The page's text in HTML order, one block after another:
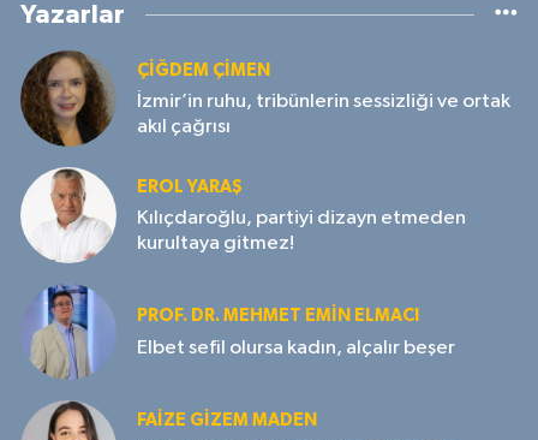
Yazarlar
ÇIĞDEM ÇIMEN
İzmir’in ruhu, tribünlerin sessizliği ve ortak
akıl çağrısı
EROL YARAŞ
Kılıçdaroğlu, partiyi dizayn etmeden
kurultaya gitmez!
PROF. DR. MEHMET EMIN ELMACI
Elbet sefil olursa kadın, alçalır beşer
FAIZE GIZEM MADEN